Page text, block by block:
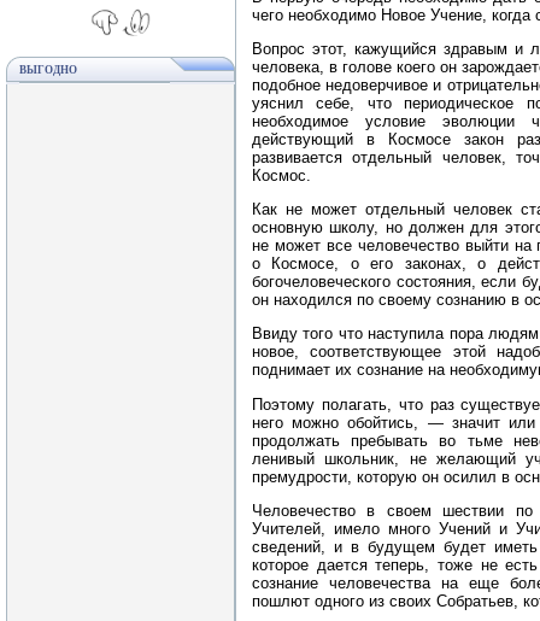
ВЫГОДНО
чего необходимо Новое Учение,
Вопрос этот, кажущийся здравым и
человека, в голове коего он
подобное недоверчивое и
уяснил себе, что периодическое
необходимое условие эволюции
действующий в Космосе закон
развивается отдельный человек,
Космос.
Как не может отдельный человек
основную школу, но должен для
не может все человечество выйти на
о Космосе, о его законах, о
богочеловеческого состояния, если
он находился по своему сознанию в
Ввиду того что наступила пора
новое, соответствующее этой
поднимает их сознание на
Поэтому полагать, что раз
него можно обойтись, — значит
продолжать пребывать во тьме
ленивый школьник, не желающий
премудрости, которую он осилил в
Человечество в своем шествии
Учителей, имело много Учений и
сведений, и в будущем будет
которое дается теперь, тоже не
сознание человечества на еще
пошлют одного из своих Собратьев,